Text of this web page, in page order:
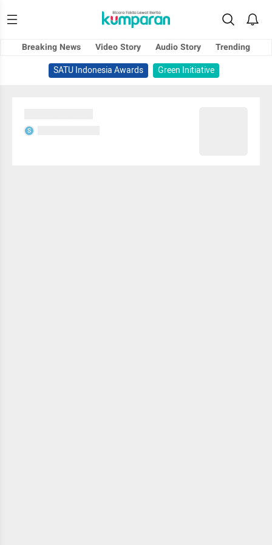
Breaking News Video Story Audio Story
Trending
SATU Indonesia Awards
Green Initiative
S